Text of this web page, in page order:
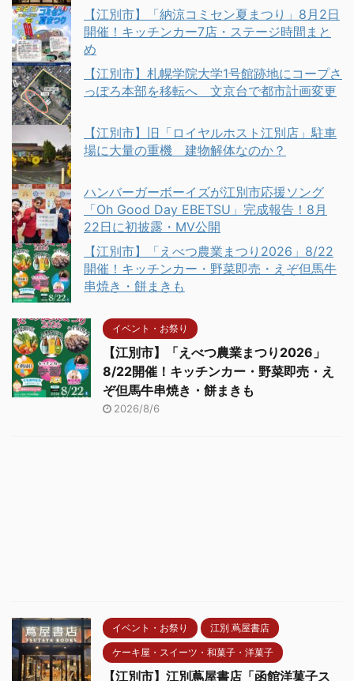
【江別市】「納涼コミセン夏まつり」8月2日
開催！キッチンカー7店・ステージ時間まと
め
【江別市】札幌学院大学1号館跡地にコープさ
っぽろ本部を移転へ 文京台で都市計画変更
【江別市】旧「ロイヤルホスト江別店」駐車
場に大量の重機 建物解体なのか？
ハンバーガーボーイズが江別市応援ソング
「Oh Good Day EBETSU」完成報告！8月
22日に初披露・MV公開
【江別市】「えべつ農業まつり2026」8/22
開催！キッチンカー・野菜即売・えぞ但馬牛
串焼き・餅まきも
イベント・お祭り
【江別市】「えべつ農業まつり2026」
8/22開催！キッチンカー・野菜即売・え
ぞ但馬牛串焼き・餅まきも
2026/8/6
イベント・お祭り 江別 蔦屋書店
ケーキ屋・スイーツ・和菓子・洋菓子
【江別市】江別蔦屋書店「函館洋菓子ス